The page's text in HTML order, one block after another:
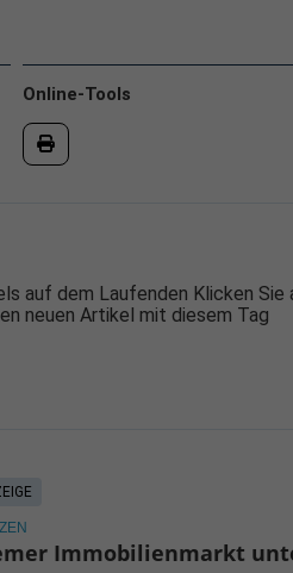
Online-Tools
auf dem Laufenden Klicken Sie
neuen Artikel mit diesem Tag
Immobilienmarkt